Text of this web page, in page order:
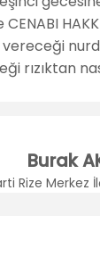
rızıktan
Burak
Rize Merkez